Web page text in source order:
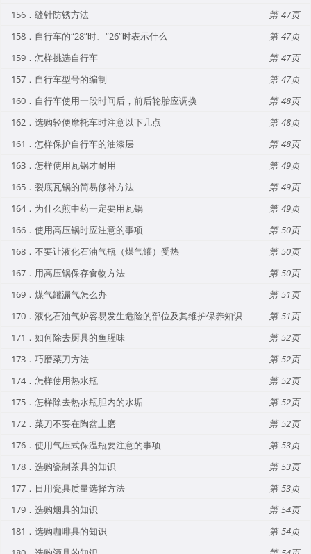
156．缝针防锈方法
47
158．自行车的“28”时、“26”时表示什么
47
159．怎样挑选自行车
47
157．自行车型号的编制
47
160．自行车使用一段时间后，前后轮胎应调换
48
162．选购轻便摩托车时注意以下几点
48
161．怎样保护自行车的油漆层
48
163．怎样使用瓦锅才耐用
49
165．裂底瓦锅的简易修补方法
49
164．为什么煎中药一定要用瓦锅
49
166．使用高压锅时应注意的事项
50
168．不要让液化石油气瓶（煤气罐）受热
50
167．用高压锅保存食物方法
50
169．煤气罐漏气怎么办
51
170．液化石油气炉容易发生危险的部位及其维护保养知识
51
171．如何除去厨具的鱼腥味
52
173．巧磨菜刀方法
52
174．怎样使用热水瓶
52
175．怎样除去热水瓶胆内的水垢
52
172．菜刀不要在陶盆上磨
52
176．使用气压式保温瓶要注意的事项
53
178．选购瓷制茶具的知识
53
177．日用瓷具质量选择方法
53
179．选购烟具的知识
54
181．选购咖啡具的知识
54